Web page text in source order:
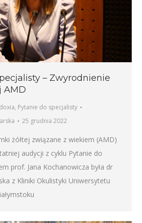
– Zwyrodnienie
AMD
, Pytanie do specjalisty
25 grudnia 2022
żółtej związane z wiekiem (AMD)
audycji z cyklu Pytanie do
prof. Jana Kochanowicza była dr
z Kliniki Okulistyki Uniwersytetu